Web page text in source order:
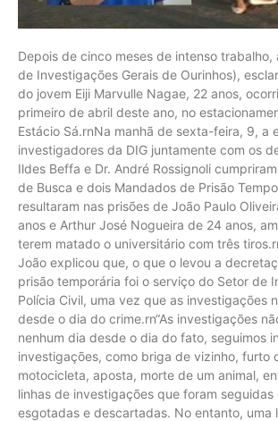
Depois de cinco meses de intenso trabalho,
de Investigações Gerais de Ourinhos),
do jovem Eiji Marvulle Nagae, 22 anos,
primeiro de abril deste ano, no
Estácio Sá.rnNa manhã de sexta-feira, 9, a
investigadores da DIG juntamente com os
Ildes Beffa e Dr. André Rossignoli
de Busca e dois Mandados de Prisão
resultaram nas prisões de João Paulo
anos e Arthur José Nogueira de 24 anos,
terem matado o universitário com três
João explicou que, o que o levou a
prisão temporária foi o serviço do Setor de
Polícia Civil, uma vez que as investigações
desde o dia do crime.rn“As investigações
nenhum dia desde o dia do fato, seguimos
investigações, como briga de vizinho, furto
motocicleta, aposta, morte de um animal,
linhas de investigações que foram seguidas
esgotadas e descartadas. No entanto, uma